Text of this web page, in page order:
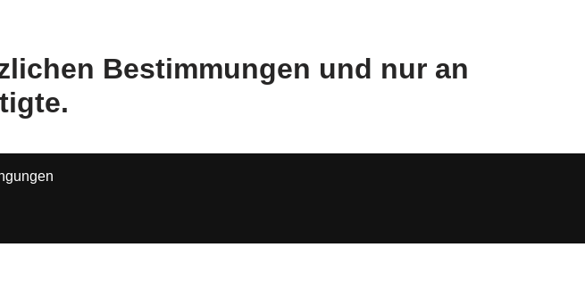
Bestimmungen und nur an